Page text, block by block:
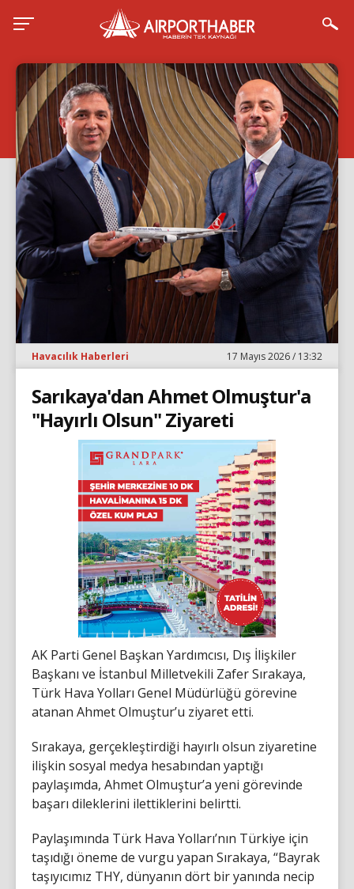
Havacılık Haberleri 17 Mayıs 2026 / 13:32
Sarıkaya'dan Ahmet Olmuştur'a
"Hayırlı Olsun" Ziyareti
AK Parti Genel Başkan Yardımcısı, Dış İlişkiler
Başkanı ve İstanbul Milletvekili Zafer Sırakaya,
Türk Hava Yolları Genel Müdürlüğü görevine
atanan Ahmet Olmuştur’u ziyaret etti.
Sırakaya, gerçekleştirdiği hayırlı olsun ziyaretine
ilişkin sosyal medya hesabından yaptığı
paylaşımda, Ahmet Olmuştur’a yeni görevinde
başarı dileklerini ilettiklerini belirtti.
Paylaşımında Türk Hava Yolları’nın Türkiye için
taşıdığı öneme de vurgu yapan Sırakaya, “Bayrak
taşıyıcımız THY, dünyanın dört bir yanında necip